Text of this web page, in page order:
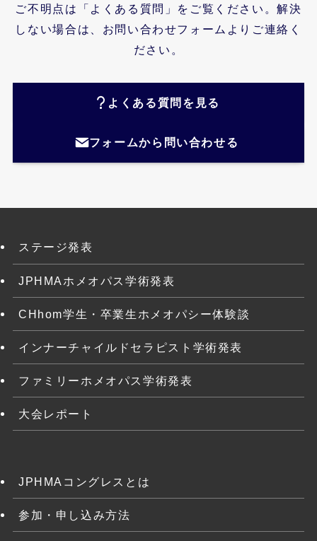
ご不明点は「よくある質問」をご覧ください。解決
しない場合は、お問い合わせフォームよりご連絡く
ださい。
よくある質問を見る
フォームから問い合わせる
ステージ発表
JPHMAホメオパス学術発表
CHhom学生・卒業生ホメオパシー体験談
インナーチャイルドセラピスト学術発表
ファミリーホメオパス学術発表
大会レポート
JPHMAコングレスとは
参加・申し込み方法